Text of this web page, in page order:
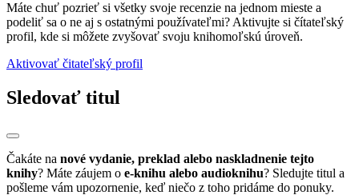
Máte chuť pozrieť si všetky svoje recenzie na jednom mieste a
podeliť sa o ne aj s ostatnými používateľmi? Aktivujte si čítateľský
profil, kde si môžete zvyšovať svoju knihomoľskú úroveň.
Aktivovať čitateľský profil
Sledovať titul
Čakáte na nové vydanie, preklad alebo naskladnenie tejto
knihy? Máte záujem o e-knihu alebo audioknihu? Sledujte titul a
pošleme vám upozornenie, keď niečo z toho pridáme do ponuky.